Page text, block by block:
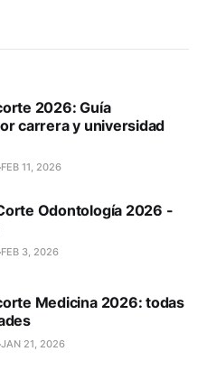
2026: Guía
carrera y universidad
FEB 11, 2026
Odontología 2026 -
FEB 3, 2026
Medicina 2026: todas
JAN 21, 2026